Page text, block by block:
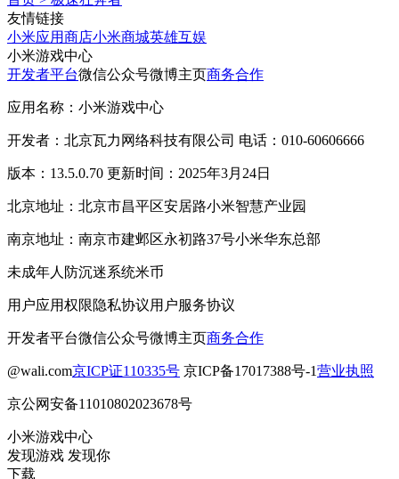
友情链接
小米应用商店小米商城英雄互娱
小米游戏中心
开发者平台微信公众号微博主页商务合作
应用名称：小米游戏中心
开发者：北京瓦力网络科技有限公司 电话：010-60606666
版本：13.5.0.70 更新时间：2025年3月24日
北京地址：北京市昌平区安居路小米智慧产业园
南京地址：南京市建邺区永初路37号小米华东总部
未成年人防沉迷系统米币
用户应用权限隐私协议用户服务协议
开发者平台微信公众号微博主页商务合作
@wali.com京ICP证110335号 京ICP备17017388号-1营业执照
京公网安备11010802023678号
小米游戏中心
发现游戏 发现你
下载